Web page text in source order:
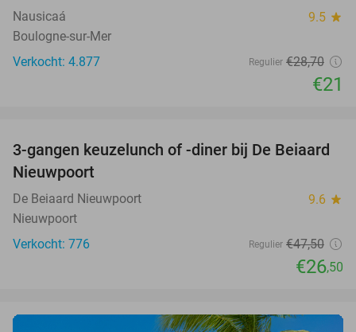
Nausicaá 9.5 star
Boulogne-sur-Mer
Verkocht: 4.877
Regulier €28,70
€21
44%
3-gangen keuzelunch of -diner bij De Beiaard
Nieuwpoort
De Beiaard Nieuwpoort 9.6 star
Nieuwpoort
Verkocht: 776
Regulier €47,50
€26,50